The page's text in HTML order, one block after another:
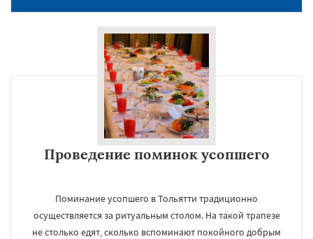
Проведение поминок усопшего
Поминание усопшего в Тольятти традиционно
осуществляется за ритуальным столом. На такой трапезе
не столько едят, сколько вспоминают покойного добрым